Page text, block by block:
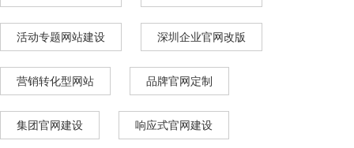
活动专题网站建设 深圳企业官网改版
营销转化型网站 品牌官网定制
集团官网建设 响应式官网建设